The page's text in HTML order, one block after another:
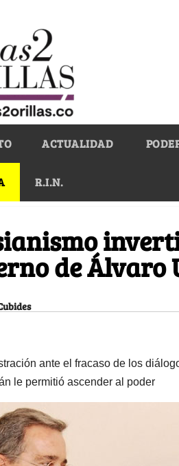
ACTUALIDAD
R.I.N.
de Álvaro
ante el fracaso de los
le permitió ascender al poder